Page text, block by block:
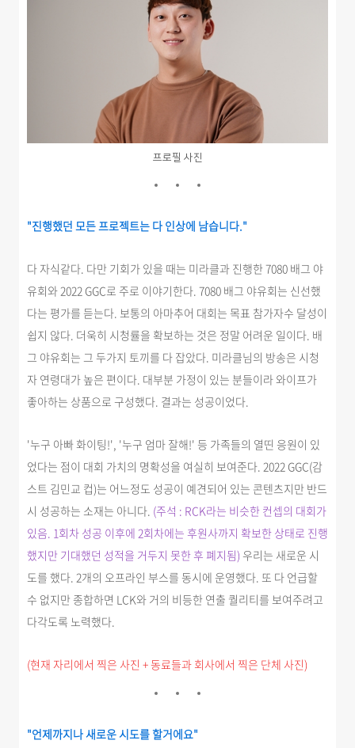
프로필 사진
"진행했던 모든 프로젝트는 다 인상에 남습니다."
다 자식같다. 다만 기회가 있을 때는 미라클과 진행한 7080 배그 야
유회와 2022 GGC로 주로 이야기한다. 7080 배그 야유회는 신선했
다는 평가를 듣는다. 보통의 아마추어 대회는 목표 참가자수 달성이
쉽지 않다. 더욱히 시청률을 확보하는 것은 정말 어려운 일이다. 배
그 야유회는 그 두가지 토끼를 다 잡았다. 미라클님의 방송은 시청
자 연령대가 높은 편이다. 대부분 가정이 있는 분들이라 와이프가
좋아하는 상품으로 구성했다. 결과는 성공이었다.
'누구 아빠 화이팅!', '누구 엄마 잘해!' 등 가족들의 열띤 응원이 있
었다는 점이 대회 가치의 명확성을 여실히 보여준다. 2022 GGC(감
스트 김민교 컵)는 어느정도 성공이 예견되어 있는 콘텐츠지만 반드
시 성공하는 소재는 아니다. (주석 : RCK라는 비슷한 컨셉의 대회가
있음. 1회차 성공 이후에 2회차에는 후원사까지 확보한 상태로 진행
했지만 기대했던 성적을 거두지 못한 후 폐지됨) 우리는 새로운 시
도를 했다. 2개의 오프라인 부스를 동시에 운영했다. 또 다 언급할
수 없지만 종합하면 LCK와 거의 비등한 연출 퀄리티를 보여주려고
다각도록 노력했다.
(현재 자리에서 찍은 사진 + 동료들과 회사에서 찍은 단체 사진)
"언제까지나 새로운 시도를 할거에요"